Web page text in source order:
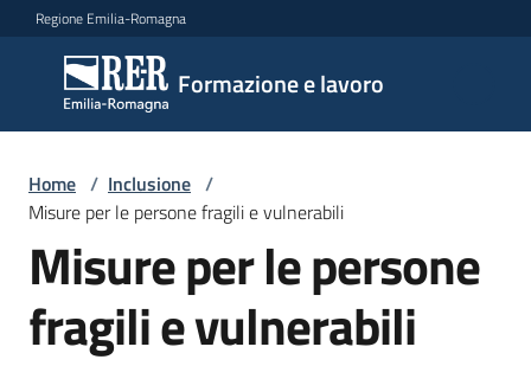
Vai al contenuto
Vai alla navigazione
Vai al footer
Regione Emilia-Romagna
Formazione e lavoro
Formazione
e lavoro
Argomenti
Novità
Home / Inclusione /
Misure per le persone fragili e vulnerabili
Misure per le persone
fragili e vulnerabili